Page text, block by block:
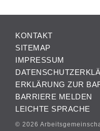
KONTAKT
SITEMAP
IMPRESSUM
ERKLÄRUNG ZUR
BARRIERE MELDEN
LEICHTE SPRACHE
© 2026